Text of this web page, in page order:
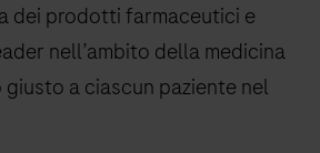
dei prodotti farmaceutici e
nell’ambito della medicina
a ciascun paziente nel